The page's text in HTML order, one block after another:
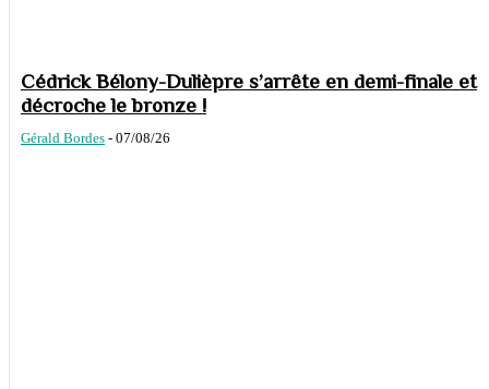
Cédrick Bélony-Dulièpre s’arrête en demi-finale et
décroche le bronze !
Gérald Bordes - 07/08/26